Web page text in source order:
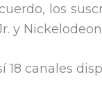
los
y
18 canales